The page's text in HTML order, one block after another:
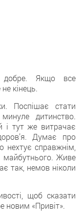
добре. Якщо все
кінець.
Поспішає стати
дитинство.
і тут же витрачає
Думає про
нехтує справжнім,
майбутнього. Живе
так, немов ніколи
щоб сказати
новим «Привіт».